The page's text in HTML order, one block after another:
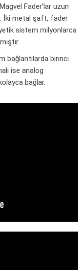
Fader’lar uzun
İki metal şaft, fader
sistem milyonlarca
bağlantılarda birinci
ise analog
bağlar.